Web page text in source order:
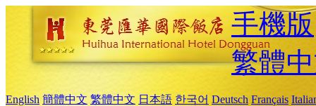
手機版
繁體
English 簡體中文 繁體中文 日本語 한국어 Deutsch Français